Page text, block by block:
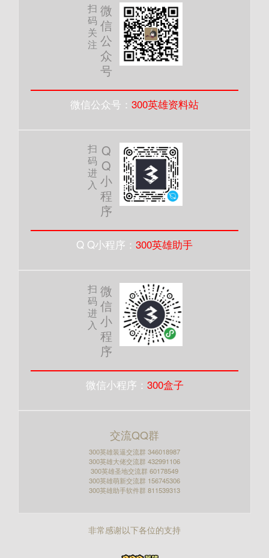
扫
码
关
注
微
信
公
众
号
微信公众号： 300英雄资料站
扫
码
进
入
Q
Q
小
程
序
Q Q小程序： 300英雄助手
扫
码
进
入
微
信
小
程
序
微信小程序： 300盒子
交流QQ群
300英雄装逼交流群 346018987
300英雄大佬交流群 432991106
300英雄圣地交流群 60178549
300英雄萌新交流群 156745306
300英雄助手软件群 811539313
非常感谢以下各位的支持